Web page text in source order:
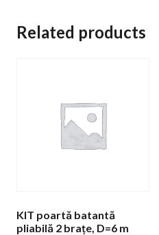
Related products
KIT poartă batantă
pliabilă 2 brațe, D=6 m